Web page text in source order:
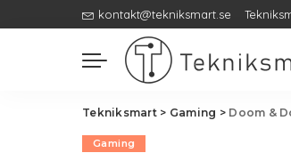
kontakt@tekniksmart.se
Tekniksmart> Gaming > Doom &
Gaming